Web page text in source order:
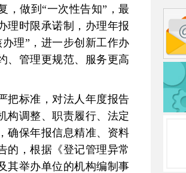
，做到“一次性告知”，最
理时限承诺制，办理年报
理”，进一步创新工作办
、管理更规范、服务更高
把标准，对法人年度报告
构调整、职责履行、法定
确保年报信息精准、资料
的，根据《登记管理异常
其举办单位的机构编制事